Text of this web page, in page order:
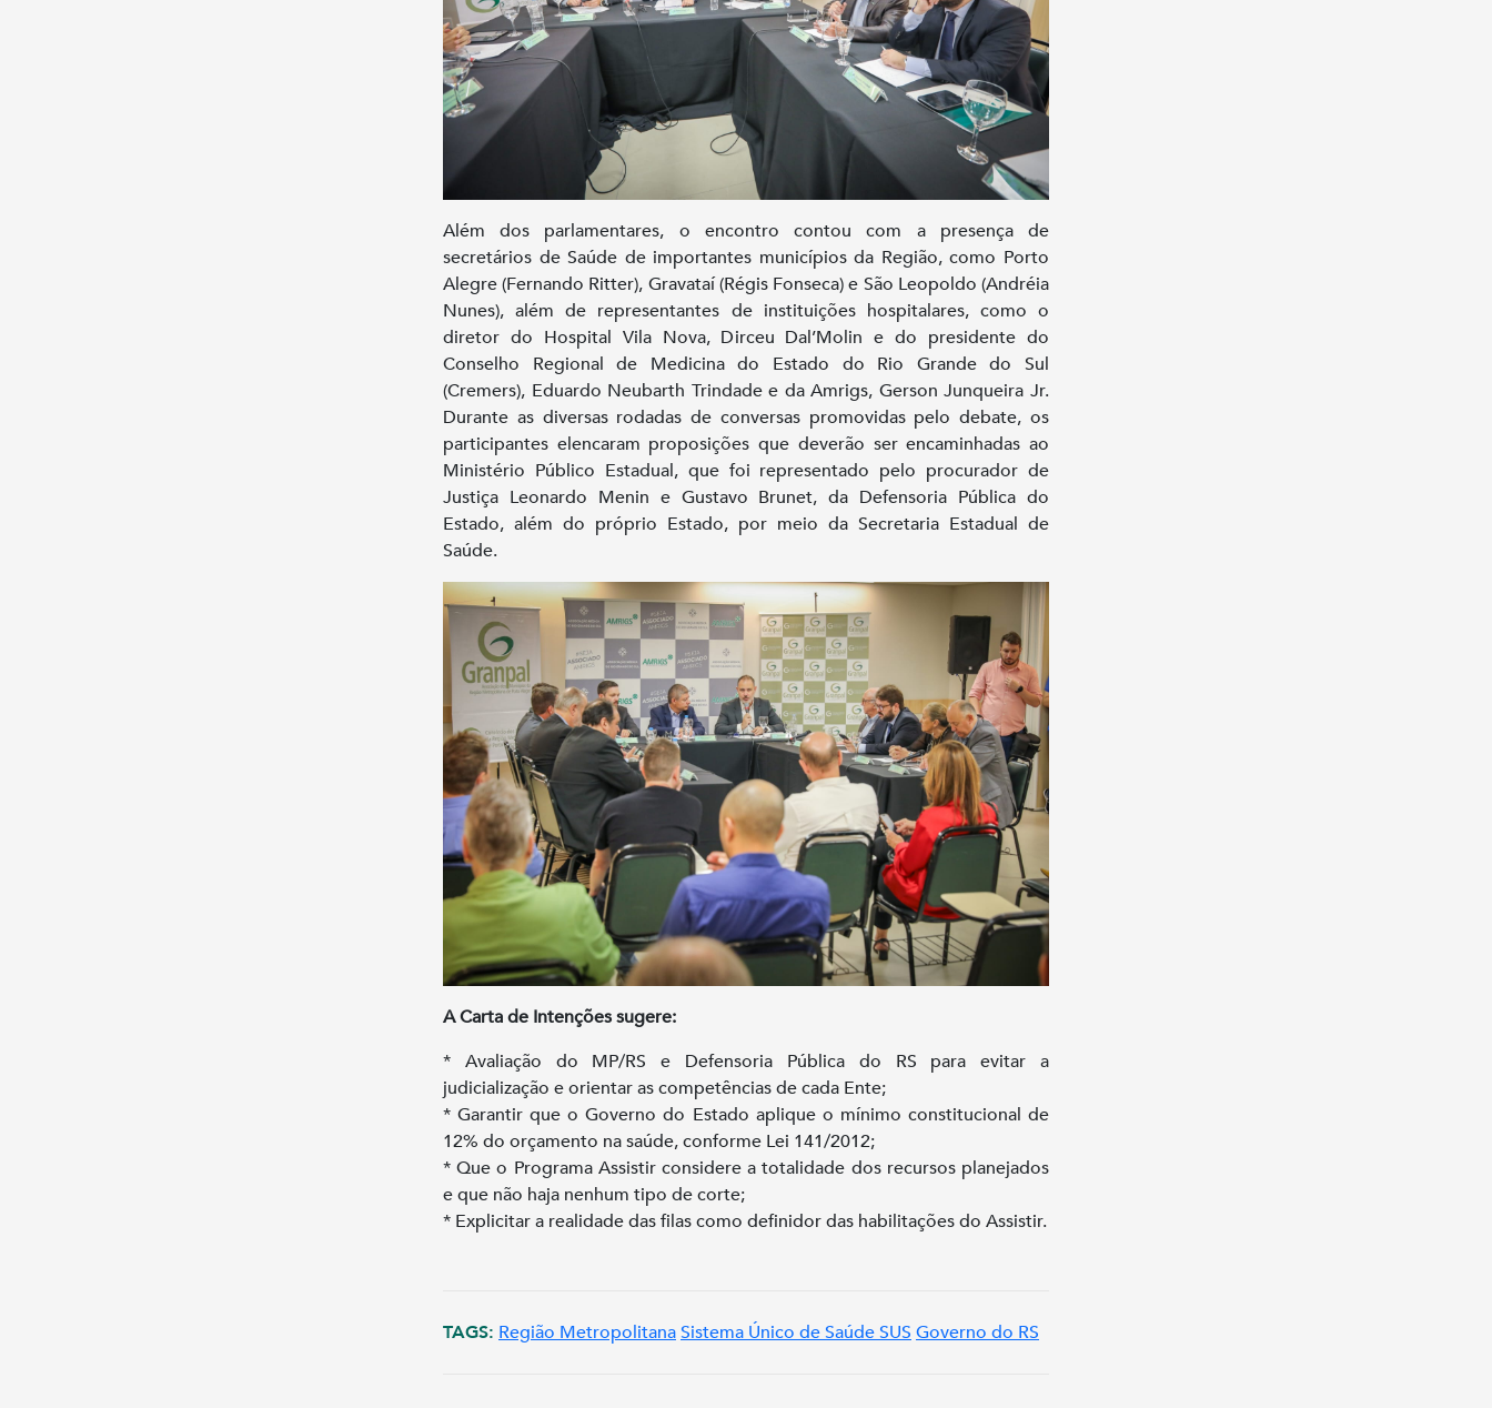
Além dos parlamentares, o encontro contou com a presença de
secretários de Saúde de importantes municípios da Região, como Porto
Alegre (Fernando Ritter), Gravataí (Régis Fonseca) e São Leopoldo (Andréia
Nunes), além de representantes de instituições hospitalares, como o
diretor do Hospital Vila Nova, Dirceu Dal’Molin e do presidente do
Conselho Regional de Medicina do Estado do Rio Grande do Sul
(Cremers), Eduardo Neubarth Trindade e da Amrigs, Gerson Junqueira Jr.
Durante as diversas rodadas de conversas promovidas pelo debate, os
participantes elencaram proposições que deverão ser encaminhadas ao
Ministério Público Estadual, que foi representado pelo procurador de
Justiça Leonardo Menin e Gustavo Brunet, da Defensoria Pública do
Estado, além do próprio Estado, por meio da Secretaria Estadual de
Saúde.
A Carta de Intenções sugere:
* Avaliação do MP/RS e Defensoria Pública do RS para evitar a
judicialização e orientar as competências de cada Ente;
* Garantir que o Governo do Estado aplique o mínimo constitucional de
12% do orçamento na saúde, conforme Lei 141/2012;
* Que o Programa Assistir considere a totalidade dos recursos planejados
e que não haja nenhum tipo de corte;
* Explicitar a realidade das filas como definidor das habilitações do Assistir.
TAGS: Região MetropolitanaSistema Único de Saúde SUS Governo do RS